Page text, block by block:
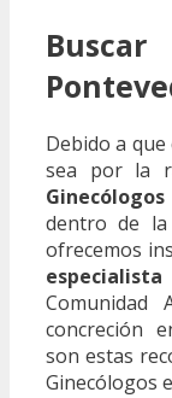
Debido a
sea por la
dentro de la
ofrecemos
Comunidad
concreción
son estas
Ginecólogos